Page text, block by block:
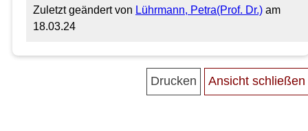
Zuletzt geändert von Lührmann, Petra(Prof. Dr.) am
18.03.24